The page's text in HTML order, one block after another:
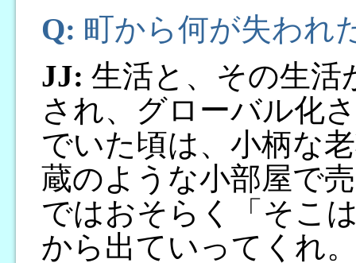
Q: 町から何が失われ
JJ: 生活と、その生活
され、グローバル化
でいた頃は、小柄な
蔵のような小部屋で
ではおそらく「そこ
から出ていってくれ